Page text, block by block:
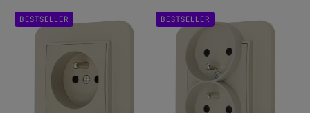
BESTSELLER BESTSELLER